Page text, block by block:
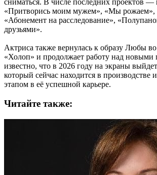
«Притворись моим мужем», «Мы рожаем»,
«Абонемент на расследование»,
друзьями».
Актриса также вернулась к образу Любы
«Холоп» и продолжает работу над новыми
известно, что в 2026 году на экраны
который сейчас находится в производстве
этапом в её успешной карьере.
Читайте также: